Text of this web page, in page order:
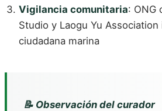
Vigilancia comunitaria: ONG
Studio y Laogu Yu
ciudadana marina
📝 Observación del curador